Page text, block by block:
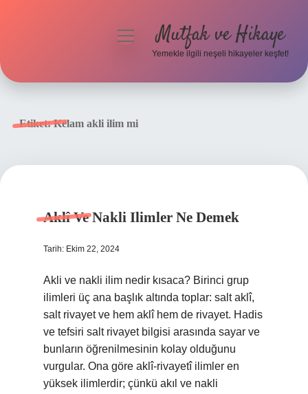
menüyüMutfak ve Hikaye
Yemekle ilgili neşeli hikayeler keşfet!
Etiket:Kelam akli ilim mi
Aklî Ve Nakli Ilimler Ne Demek
Tarih: Ekim 22, 2024
Akli ve nakli ilim nedir kısaca? Birinci grup
ilimleri üç ana başlık altında toplar: salt aklî,
salt rivayet ve hem aklî hem de rivayet. Hadis
ve tefsiri salt rivayet bilgisi arasında sayar ve
bunların öğrenilmesinin kolay olduğunu
vurgular. Ona göre aklî-rivayetî ilimler en
yüksek ilimlerdir; çünkü akıl ve nakli